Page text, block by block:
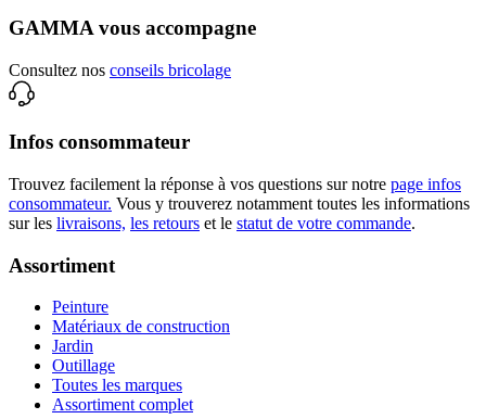
GAMMA vous accompagne
Consultez nos conseils bricolage
Infos consommateur
Trouvez facilement la réponse à vos questions sur notre page infos
consommateur. Vous y trouverez notamment toutes les informations
sur les livraisons, les retours et le statut de votre commande.
Assortiment
Peinture
Matériaux de construction
Jardin
Outillage
Toutes les marques
Assortiment complet